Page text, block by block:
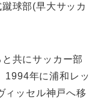
球部(早大サッカ
共にサッカー部
1994年に浦和レッ
ィッセル神戸へ移